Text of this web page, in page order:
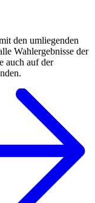
den umliegenden
Wahlergebnisse der
auch auf der